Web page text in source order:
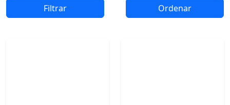
Filtrar Ordenar